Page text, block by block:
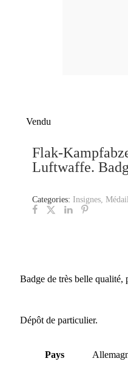
Vendu
Flak-
Luftwaffe.
Categories: Insignes,
Badge de très belle qualité,
Dépôt de particulier.
Pays